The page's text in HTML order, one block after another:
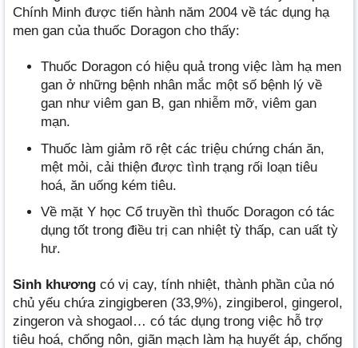
Chính Minh được tiến hành năm 2004 về tác dụng hạ
men gan của thuốc Doragon cho thấy:
Thuốc Doragon có hiệu quả trong việc làm hạ men
gan ở những bệnh nhân mắc một số bệnh lý về
gan như viêm gan B, gan nhiễm mỡ, viêm gan
mạn.
Thuốc làm giảm rõ rệt các triệu chứng chán ăn,
mệt mỏi, cải thiện được tình trạng rối loạn tiêu
hoá, ăn uống kém tiêu.
Về mặt Y học Cổ truyền thì thuốc Doragon có tác
dụng tốt trong điều trị can nhiệt tỳ thấp, can uất tỳ
hư.
Sinh khương có vị cay, tính nhiệt, thành phần của nó
chủ yếu chứa zingigberen (33,9%), zingiberol, gingerol,
zingeron và shogaol… có tác dụng trong việc hỗ trợ
tiêu hoá, chống nôn, giãn mạch làm hạ huyết áp, chống